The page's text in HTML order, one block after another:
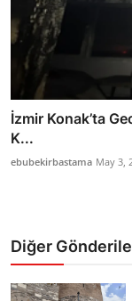
İzmir Konak’ta
K...
ebubekirbastama May 3,
Diğer